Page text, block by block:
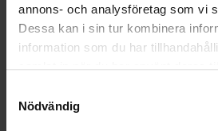
annons- och analysföretag som vi
Dessa kan i sin tur kombinera
information som du har
Nödvändig